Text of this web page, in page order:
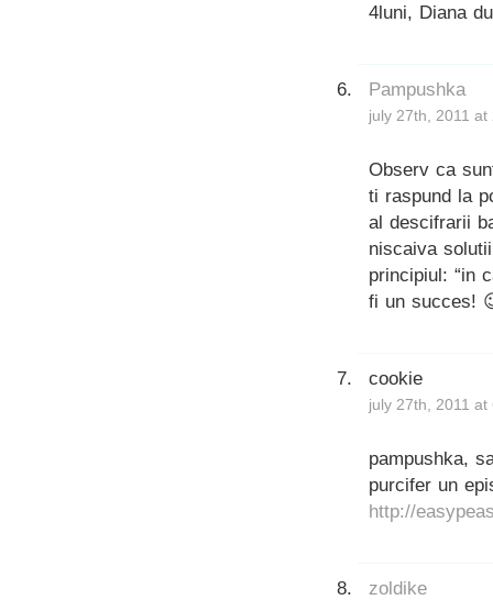
4luni, Diana
Pampushka
july 27th, 2011 at
Observ ca
ti raspund la
al descifrarii
niscaiva
principiul: “in
fi un succes!
cookie
july 27th, 2011 at
pampushka,
purcifer un
http://
zoldike